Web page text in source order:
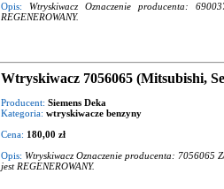
Opis:
Wtryskiwacz Oznaczenie producenta:
REGENEROWANY.
Wtryskiwacz 7056065 (Mitsubishi,
Producent: Siemens Deka
Kategoria: wtryskiwacze benzyny
Cena: 180,00 zł
Opis: Wtryskiwacz Oznaczenie producenta: 7056065
jest REGENEROWANY.